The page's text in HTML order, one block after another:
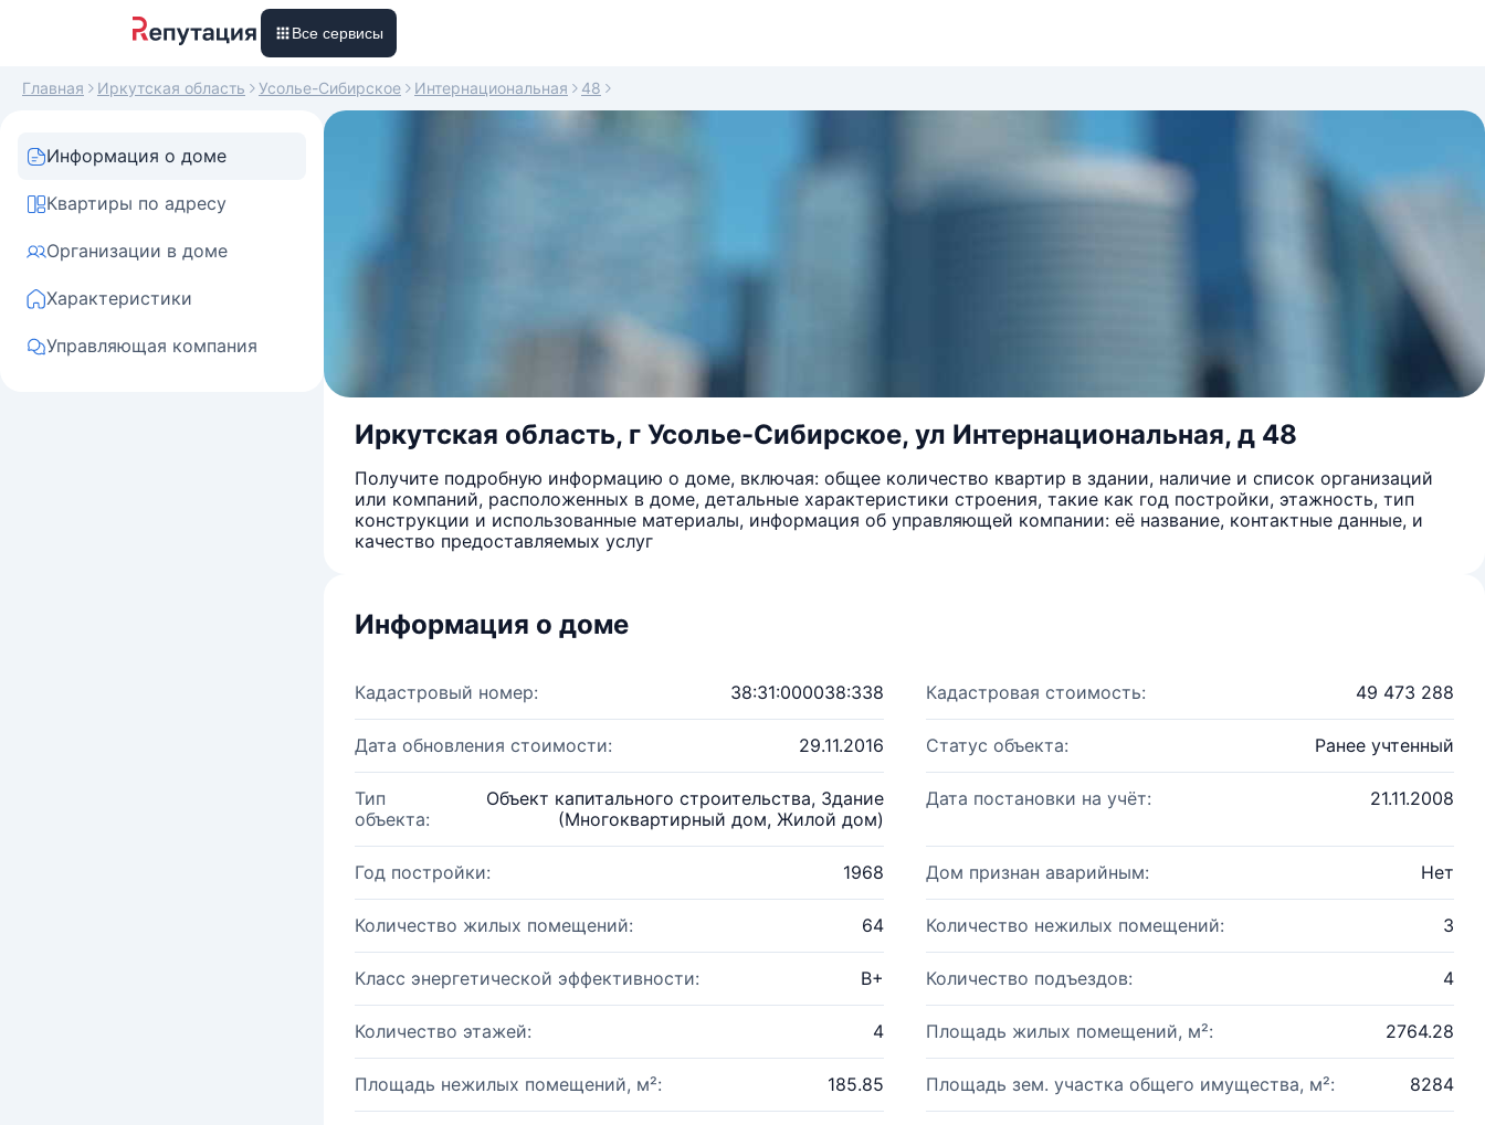
Все сервисы
Главная Иркутская область Усолье-Сибирское Интернациональная 48
Информация о доме
Квартиры по адресу
Организации в доме
Характеристики
Управляющая компания
Иркутская область, г Усолье-Сибирское, ул Интернациональная, д 48
Получите подробную информацию о доме, включая: общее количество квартир в здании, наличие и список организаций
или компаний, расположенных в доме, детальные характеристики строения, такие как год постройки, этажность, тип
конструкции и использованные материалы, информация об управляющей компании: её название, контактные данные, и
качество предоставляемых услуг
Информация о доме
Кадастровый номер: 38:31:000038:338 Кадастровая стоимость: 49 473 288
Дата обновления стоимости: 29.11.2016 Статус объекта: Ранее учтенный
Тип
объекта:
Объект капитального строительства, Здание
(Многоквартирный дом, Жилой дом)
Дата постановки на учёт: 21.11.2008
Год постройки: 1968 Дом признан аварийным: Нет
Количество жилых помещений: 64 Количество нежилых помещений: 3
Класс энергетической эффективности: B+ Количество подъездов: 4
Количество этажей: 4 Площадь жилых помещений, м²: 2764.28
Площадь нежилых помещений, м²: 185.85 Площадь зем. участка общего имущества, м²: 8284